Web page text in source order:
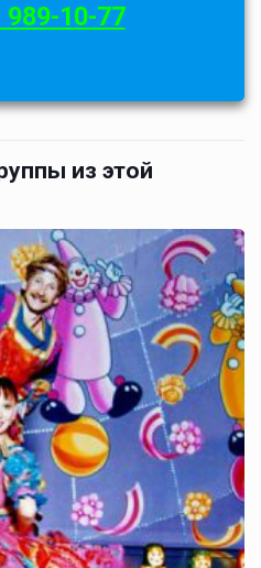
989-10-77
из этой